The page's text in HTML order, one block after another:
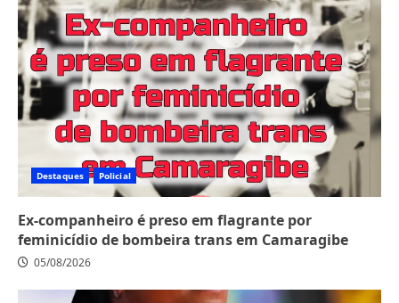
Destaques Policial
Ex-companheiro é preso em flagrante por
feminicídio de bombeira trans em Camaragibe
05/08/2026